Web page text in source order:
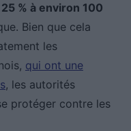
% à environ 100
Bien que cela
les
qui ont une
, les autorités
protéger contre les